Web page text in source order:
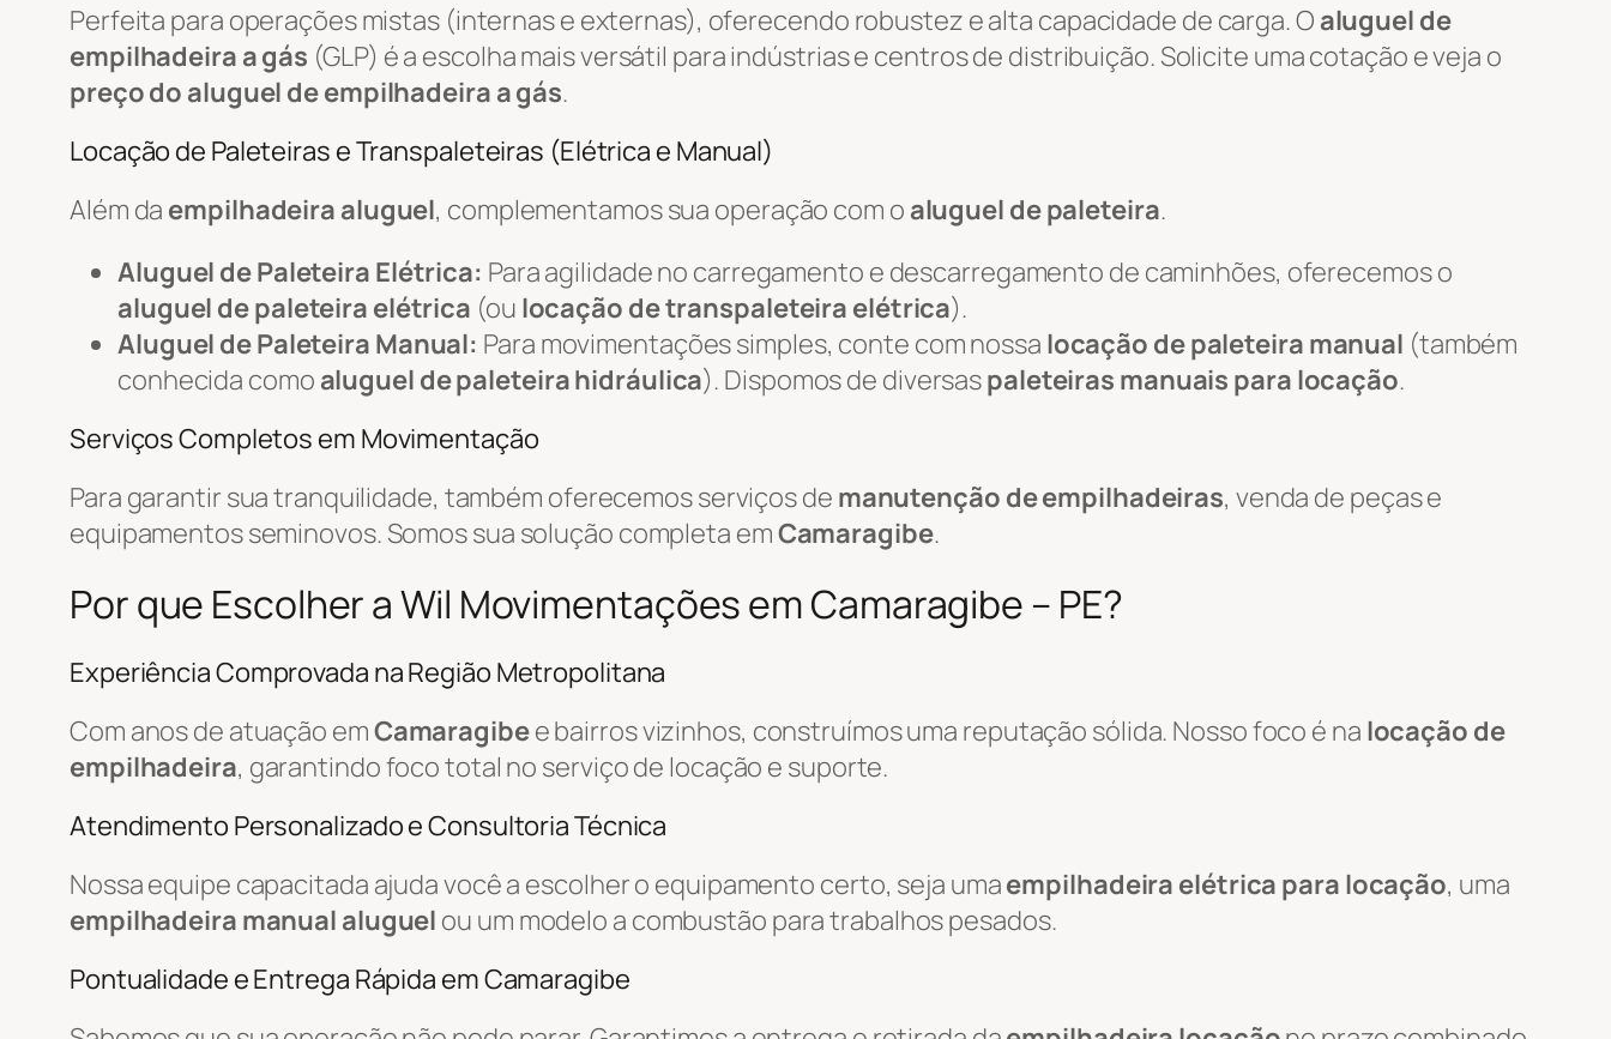
Perfeita para operações mistas (internas e externas), oferecendo robustez e alta capacidade de carga. O aluguel de
empilhadeira a gás (GLP) é a escolha mais versátil para indústrias e centros de distribuição. Solicite uma cotação e veja o
preço do aluguel de empilhadeira a gás.
Locação de Paleteiras e Transpaleteiras (Elétrica e Manual)
Além da empilhadeira aluguel, complementamos sua operação com o aluguel de paleteira.
Aluguel de Paleteira Elétrica: Para agilidade no carregamento e descarregamento de caminhões, oferecemos o
aluguel de paleteira elétrica (ou locação de transpaleteira elétrica).
Aluguel de Paleteira Manual: Para movimentações simples, conte com nossa locação de paleteira manual (também
conhecida como aluguel de paleteira hidráulica). Dispomos de diversaspaleteiras manuais para locação.
Serviços Completos em Movimentação
Para garantir sua tranquilidade, também oferecemos serviços de manutenção de empilhadeiras, venda de peças e
equipamentos seminovos. Somos sua solução completa emCamaragibe.
Por que Escolher a Wil Movimentações em Camaragibe – PE?
Experiência Comprovada na Região Metropolitana
Com anos de atuação emCamaragibee bairros vizinhos, construímos uma reputação sólida. Nosso foco é na locação de
empilhadeira, garantindo foco total no serviço de locação e suporte.
Atendimento Personalizado e Consultoria Técnica
Nossa equipe capacitada ajuda você a escolher o equipamento certo, seja umaempilhadeira elétrica para locação, uma
empilhadeira manual aluguel ou um modelo a combustão para trabalhos pesados.
Pontualidade e Entrega Rápida em Camaragibe